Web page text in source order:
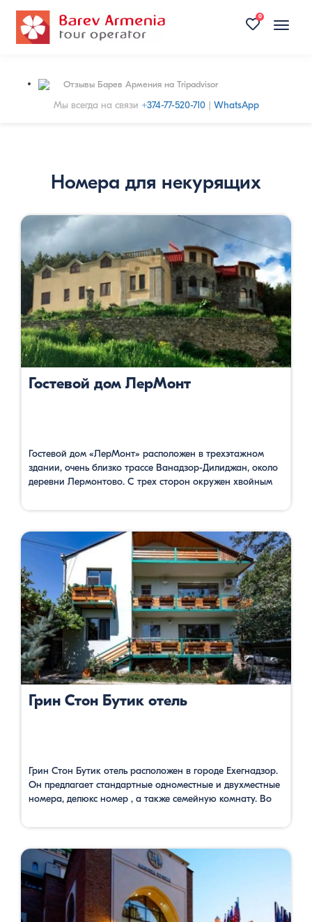
Toggle
0
Отзывы Барев Армения на Tripadvisor
Мы всегда на связи +374-77-520-710| WhatsApp
Номера для некурящих
Гостевой дом ЛерМонт
Гостевой дом «ЛерМонт» расположен в трехэтажном
здании, очень близко трассе Ванадзор-Дилиджан, около
деревни Лермонтово. С трех сторон окружен хвойным
просторных номеров, со своими ванными комнатами,
бар, ресторан, террасу. Oдин номер семейный, где есть …
Грин Стон Бутик отель
Грин Стон Бутик отель расположен в городе Ехегнадзор.
Он предлагает стандартные одноместные и двухместные
номера, делюкс номер , а также семейную комнату. Во
имеют возможность наслаждаться свежим воздухом в
саду, где есть открытый бассейн, …